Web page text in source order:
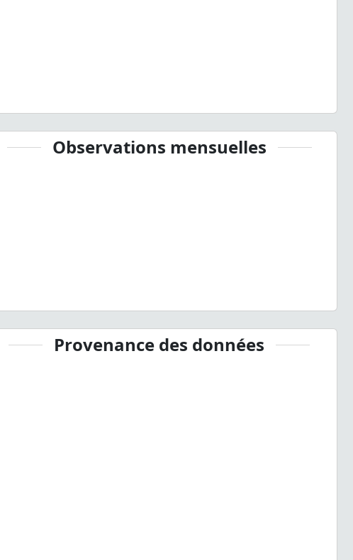
Observations mensuelles
Provenance des données